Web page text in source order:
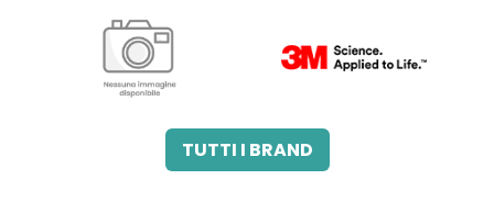
3M ITALIA SRL A.B.PHARM SRL
TUTTI I BRAND